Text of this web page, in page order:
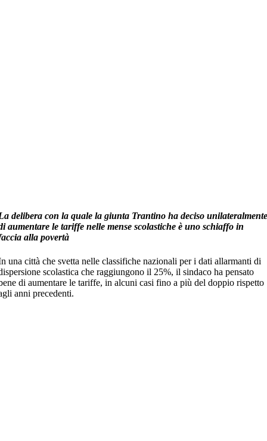
delibera con la quale la giunta Trantino ha deciso
aumentare le tariffe nelle mense scolastiche è uno schiaffo in
alla povertà
una città che svetta nelle classifiche nazionali per i dati allarmanti di
scolastica che raggiungono il 25%, il sindaco ha pensato
di aumentare le tariffe, in alcuni casi fino a più del doppio rispetto
anni precedenti.